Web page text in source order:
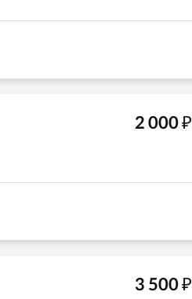
2 000₽
3 500₽